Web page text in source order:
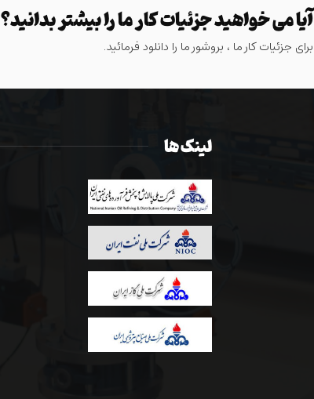
آیا می خواهید جزئیات کار ما را بیشتر بدانید؟
برای جزئیات کار ما ، بروشور ما را دانلود فرمائید.
لینک ها